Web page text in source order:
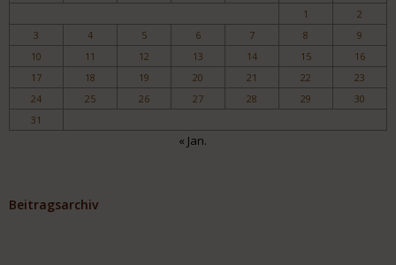
1
2
3
4 5 6 7 8
9
10
11 12 13 14 15
16
17
18 19 20 21 22
23
24
25 26 27 28 29
30
31
« Jan.
Beitragsarchiv